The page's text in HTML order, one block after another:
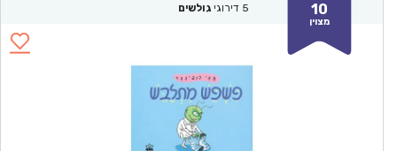
10
מצוין
5 דירוגי גולשים